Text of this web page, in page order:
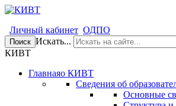
Личный кабинет ОДПО
Поиск Искать...
КИВТ
Главнаяо КИВТ
Сведения об
Основные